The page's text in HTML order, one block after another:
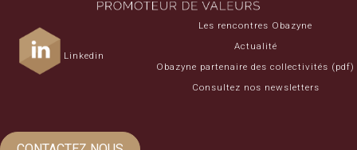
Linkedin
Les rencontres Obazyne
Actualité
Obazyne partenaire des collectivités (pdf)
Consultez nos newsletters